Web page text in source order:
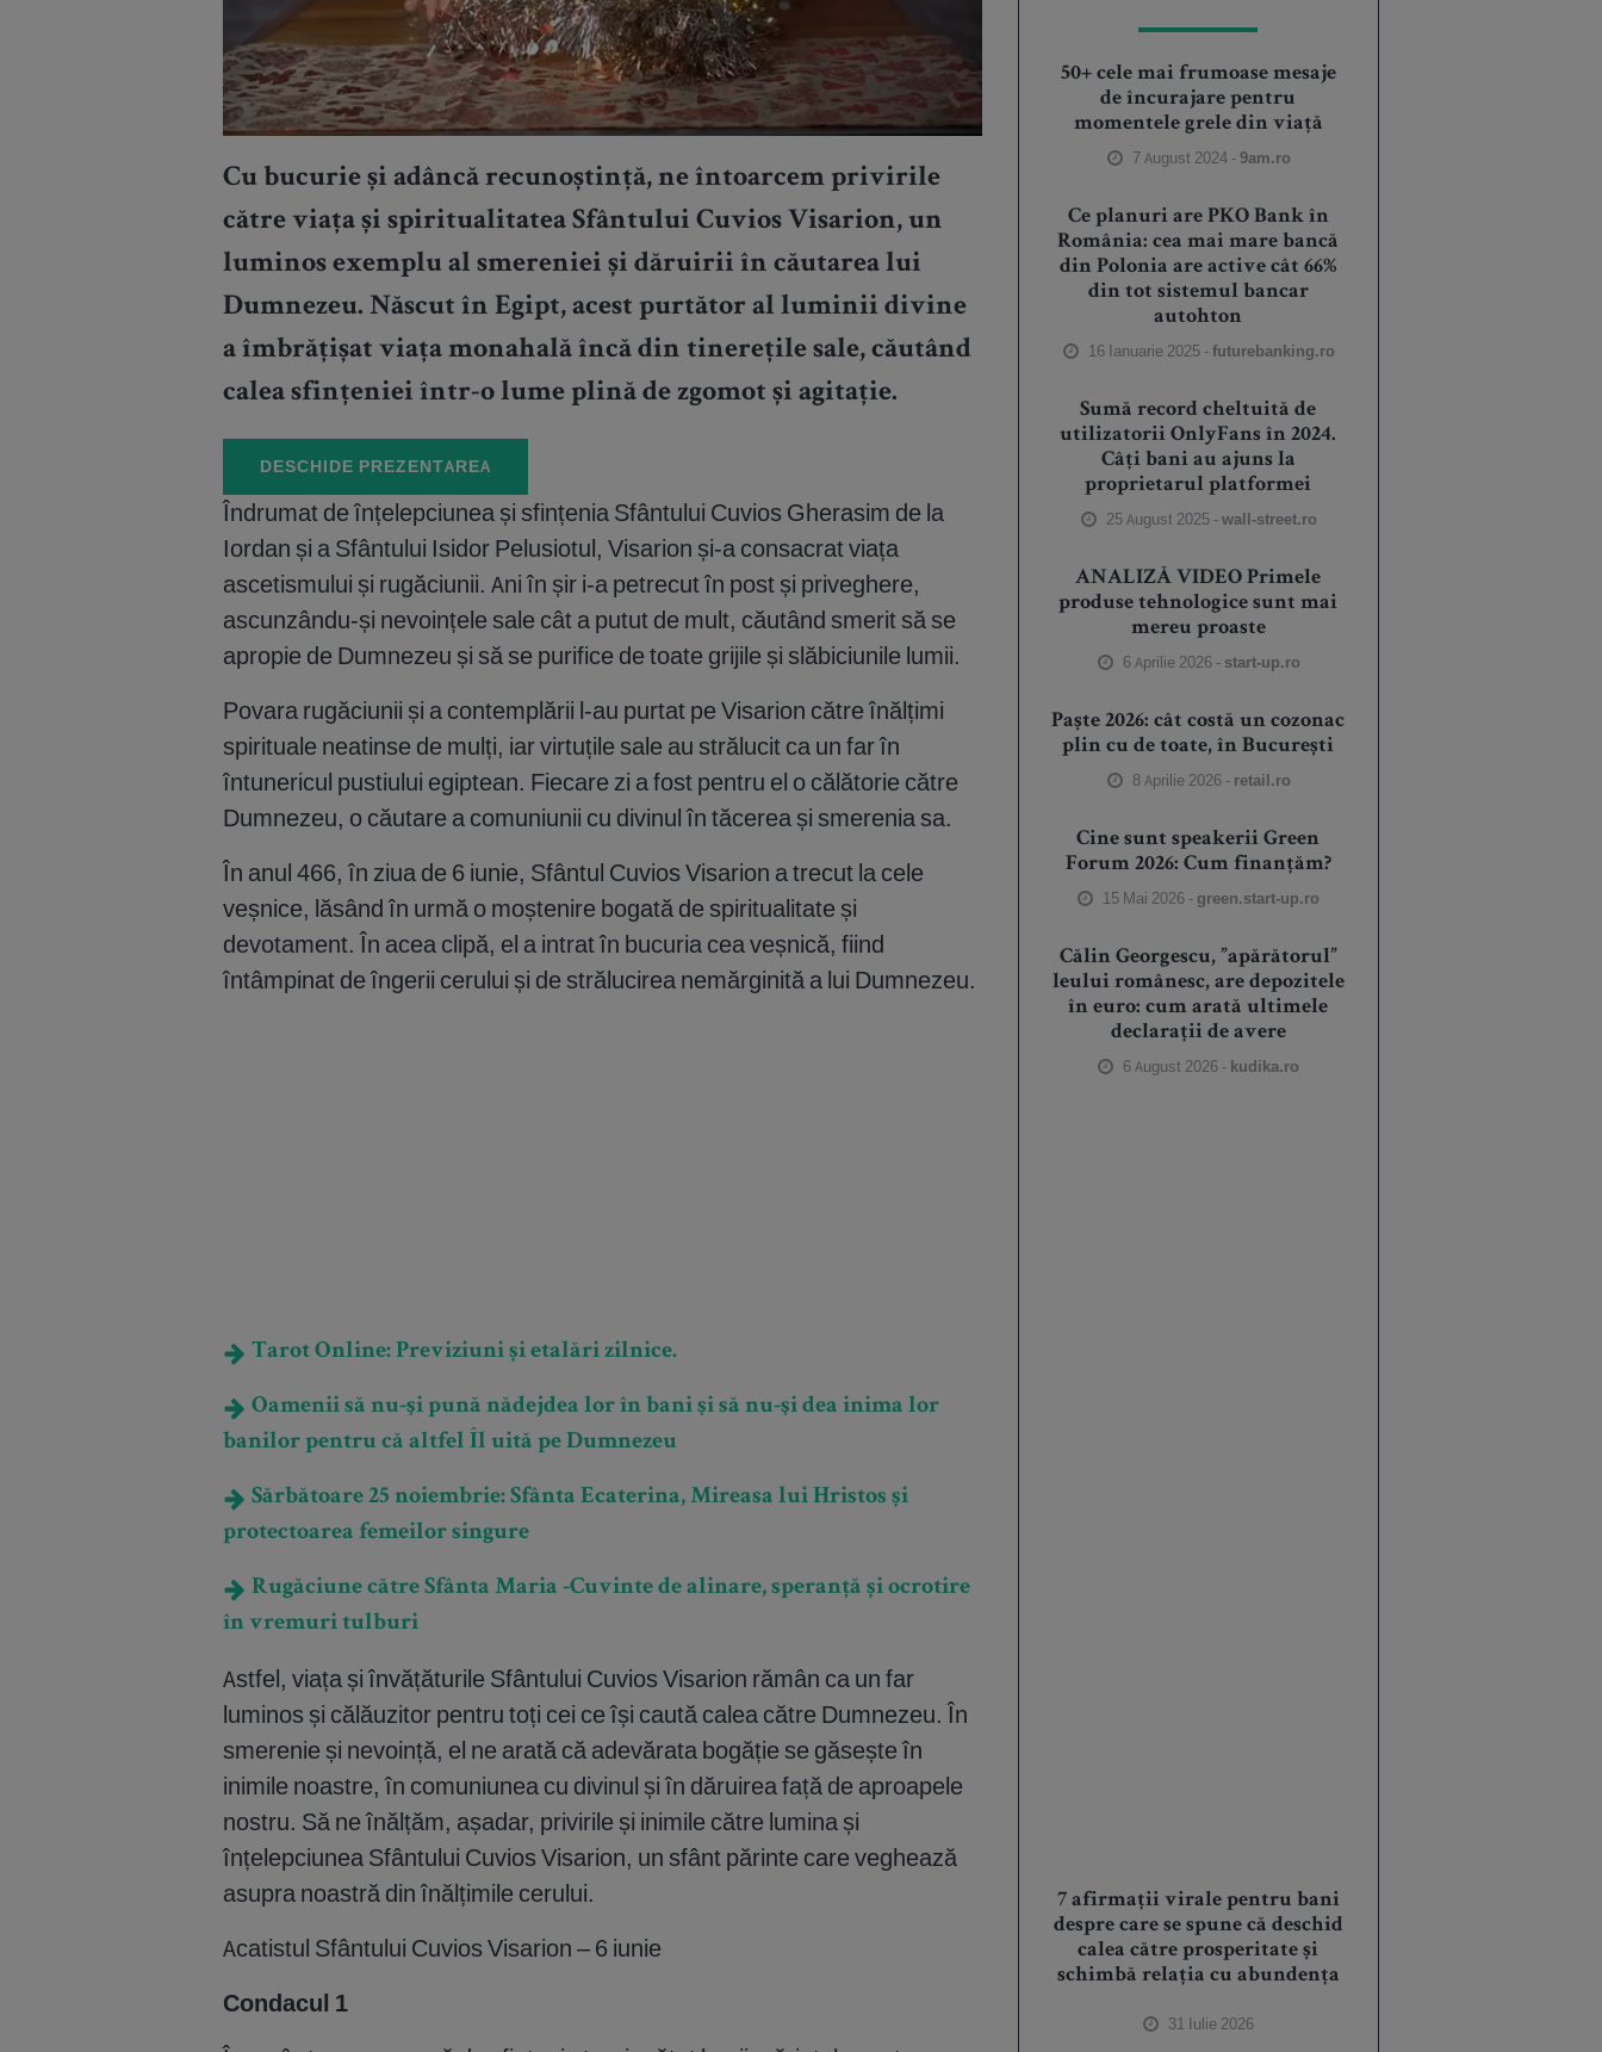
Cu bucurie și adâncă recunoștință, ne întoarcem privirile
către viața și spiritualitatea Sfântului Cuvios Visarion, un
luminos exemplu al smereniei și dăruirii în căutarea lui
Dumnezeu. Născut în Egipt, acest purtător al luminii divine
a îmbrățișat viața monahală încă din tinerețile sale, căutând
calea sfințeniei într-o lume plină de zgomot și agitație.
DESCHIDE PREZENTAREA
Îndrumat de înțelepciunea și sfințenia Sfântului Cuvios Gherasim de la
Iordan și a Sfântului Isidor Pelusiotul, Visarion și-a consacrat viața
ascetismului și rugăciunii. Ani în șir i-a petrecut în post și priveghere,
ascunzându-și nevoințele sale cât a putut de mult, căutând smerit să se
apropie de Dumnezeu și să se purifice de toate grijile și slăbiciunile lumii.
Povara rugăciunii și a contemplării l-au purtat pe Visarion către înălțimi
spirituale neatinse de mulți, iar virtuțile sale au strălucit ca un far în
întunericul pustiului egiptean. Fiecare zi a fost pentru el o călătorie către
Dumnezeu, o căutare a comuniunii cu divinul în tăcerea și smerenia sa.
În anul 466, în ziua de 6 iunie, Sfântul Cuvios Visarion a trecut la cele
veșnice, lăsând în urmă o moștenire bogată de spiritualitate și
devotament. În acea clipă, el a intrat în bucuria cea veșnică, fiind
întâmpinat de îngerii cerului și de strălucirea nemărginită a lui Dumnezeu.
Tarot Online: Previziuni și etalări zilnice.
Oamenii să nu-şi pună nădejdea lor în bani şi să nu-şi dea inima lor
banilor pentru că altfel Îl uită pe Dumnezeu
Sărbătoare 25 noiembrie: Sfânta Ecaterina, Mireasa lui Hristos și
protectoarea femeilor singure
Rugăciune către Sfânta Maria -Cuvinte de alinare, speranță și ocrotire
în vremuri tulburi
Astfel, viața și învățăturile Sfântului Cuvios Visarion rămân ca un far
luminos și călăuzitor pentru toți cei ce își caută calea către Dumnezeu. În
smerenie și nevoință, el ne arată că adevărata bogăție se găsește în
inimile noastre, în comuniunea cu divinul și în dăruirea față de aproapele
nostru. Să ne înălțăm, așadar, privirile și inimile către lumina și
înțelepciunea Sfântului Cuvios Visarion, un sfânt părinte care veghează
asupra noastră din înălțimile cerului.
Acatistul Sfântului Cuvios Visarion – 6 iunie
Condacul 1
50+ cele mai frumoase mesaje
de încurajare pentru
momentele grele din viață
7 August 2024 -9am.ro
Ce planuri are PKO Bank în
România: cea mai mare bancă
din Polonia are active cât 66%
din tot sistemul bancar
autohton
16 Ianuarie 2025 -futurebanking.ro
Sumă record cheltuită de
utilizatorii OnlyFans în 2024.
Câți bani au ajuns la
proprietarul platformei
25 August 2025 -wall-street.ro
ANALIZĂ VIDEO Primele
produse tehnologice sunt mai
mereu proaste
6 Aprilie 2026 - start-up.ro
Paște 2026: cât costă un cozonac
plin cu de toate, în București
8 Aprilie 2026 - retail.ro
Cine sunt speakerii Green
Forum 2026: Cum finanțăm?
15 Mai 2026 - green.start-up.ro
Călin Georgescu, ”apărătorul”
leului românesc, are depozitele
în euro: cum arată ultimele
declarații de avere
6 August 2026 - kudika.ro
7 afirmații virale pentru bani
despre care se spune că deschid
calea către prosperitate și
schimbă relația cu abundența
31 Iulie 2026